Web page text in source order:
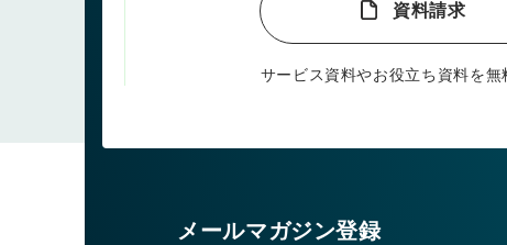
資料請求
サービス資料やお役立ち資料を無
メールマガジン登録